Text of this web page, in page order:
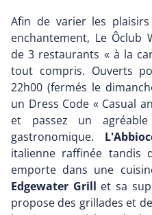
Afin de varier les
enchantement, Le Ôclub
de 3 restaurants « à la
tout compris. Ouverts
22h00 (fermés le
un Dress Code « Casual
et passez un
gastronomique.
italienne raffinée tandis
emporte dans une
Edgewater Grill et sa
propose des grillades et